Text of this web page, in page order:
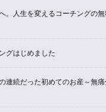
。人生を変えるコーチングの
グはじめました
連続だった初めてのお産～無